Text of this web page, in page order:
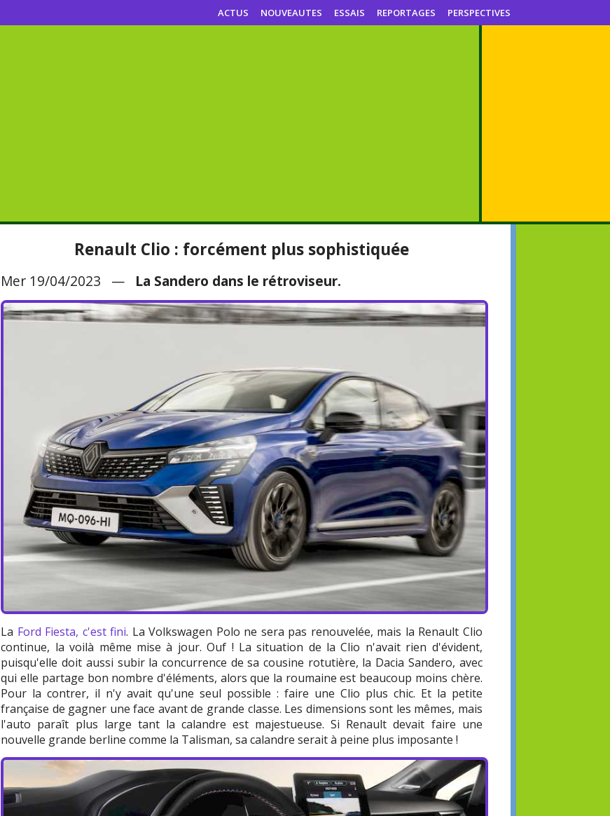
ACTUS NOUVEAUTES ESSAIS REPORTAGES PERSPECTIVES
Renault Clio : forcément plus sophistiquée
Mer 19/04/2023 — La Sandero dans le rétroviseur.
La Ford Fiesta, c'est fini. La Volkswagen Polo ne sera pas renouvelée, mais la Renault Clio
continue, la voilà même mise à jour. Ouf ! La situation de la Clio n'avait rien d'évident,
puisqu'elle doit aussi subir la concurrence de sa cousine rotutière, la Dacia Sandero, avec
qui elle partage bon nombre d'éléments, alors que la roumaine est beaucoup moins chère.
Pour la contrer, il n'y avait qu'une seul possible : faire une Clio plus chic. Et la petite
française de gagner une face avant de grande classe. Les dimensions sont les mêmes, mais
l'auto paraît plus large tant la calandre est majestueuse. Si Renault devait faire une
nouvelle grande berline comme la Talisman, sa calandre serait à peine plus imposante !